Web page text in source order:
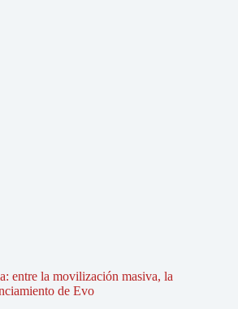
entre la movilización masiva, la
de Evo